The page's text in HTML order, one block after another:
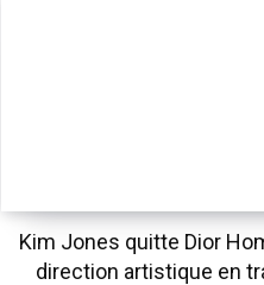
Kim Jones quitte Dior
direction artistique en